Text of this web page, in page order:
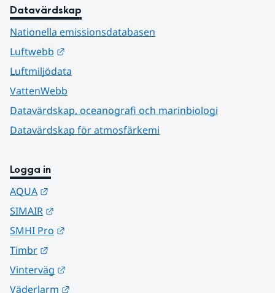
Datavärdskap
Nationella emissionsdatabasen
Luftwebb
Luftmiljödata
VattenWebb
Datavärdskap, oceanografi och marinbiologi
Datavärdskap för atmosfärkemi
Logga in
AQUA
SIMAIR
SMHI Pro
Timbr
Vinterväg
Väderlarm